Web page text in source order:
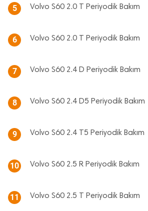
5 Volvo S60 2.0 T Periyodik Bakım
6 Volvo S60 2.0 T Periyodik Bakım
7 Volvo S60 2.4 D Periyodik Bakım
8 Volvo S60 2.4 D5 Periyodik Bakım
9 Volvo S60 2.4 T5 Periyodik Bakım
10 Volvo S60 2.5 R Periyodik Bakım
11 Volvo S60 2.5 T Periyodik Bakım